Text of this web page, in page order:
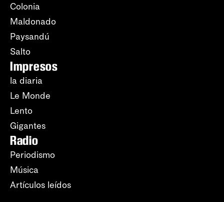
Colonia
Maldonado
Paysandú
Salto
Impresos
la diaria
Le Monde
Lento
Gigantes
Radio
Periodismo
Música
Artículos leídos